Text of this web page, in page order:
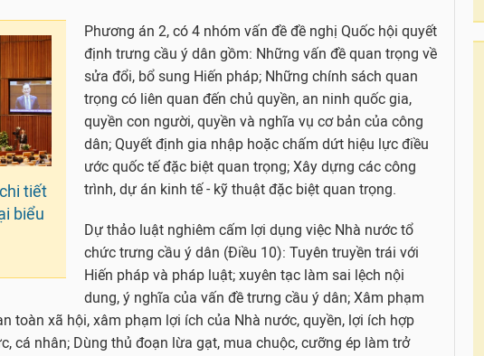
tiết
biểu
Phương án 2, có 4 nhóm vấn đề đề nghị Quốc hội quyết
định trưng cầu ý dân gồm: Những vấn đề quan trọng về
sửa đổi, bổ sung Hiến pháp; Những chính sách quan
trọng có liên quan đến chủ quyền, an ninh quốc gia,
quyền con người, quyền và nghĩa vụ cơ bản của công
dân; Quyết định gia nhập hoặc chấm dứt hiệu lực điều
ước quốc tế đặc biệt quan trọng; Xây dựng các công
trình, dự án kinh tế - kỹ thuật đặc biệt quan trọng.
Dự thảo luật nghiêm cấm lợi dụng việc Nhà nước tổ
chức trưng cầu ý dân (Điều 10): Tuyên truyền trái với
Hiến pháp và pháp luật; xuyên tạc làm sai lệch nội
dung, ý nghĩa của vấn đề trưng cầu ý dân; Xâm phạm
toàn xã hội, xâm phạm lợi ích của Nhà nước, quyền, lợi ích hợp
cá nhân; Dùng thủ đoạn lừa gạt, mua chuộc, cưỡng ép làm trở